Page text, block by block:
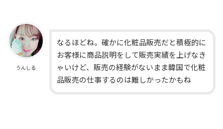
うんしる
なるほどね。確かに化粧品販売だと積極的に
お客様に商品説明をして販売実績を上げなき
ゃいけど、販売の経験がないまま韓国で化粧
品販売の仕事するのは難しかったかもね